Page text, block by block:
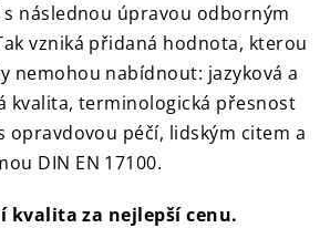
následnou úpravou odborným
vzniká přidaná hodnota, kterou
nemohou nabídnout: jazyková a
kvalita, terminologická přesnost
opravdovou péčí, lidským citem a
DIN EN 17100.
kvalita za nejlepší cenu.